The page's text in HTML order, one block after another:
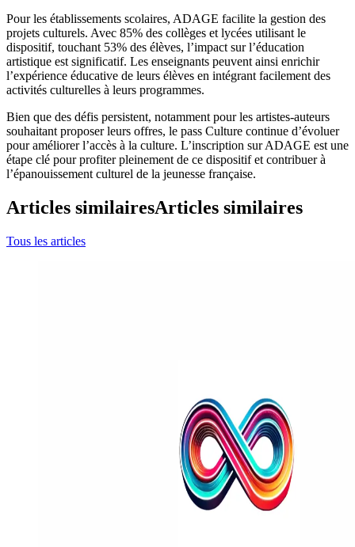
Pour les établissements scolaires, ADAGE facilite la gestion des
projets culturels. Avec 85% des collèges et lycées utilisant le
dispositif, touchant 53% des élèves, l’impact sur l’éducation
artistique est significatif. Les enseignants peuvent ainsi enrichir
l’expérience éducative de leurs élèves en intégrant facilement des
activités culturelles à leurs programmes.
Bien que des défis persistent, notamment pour les artistes-auteurs
souhaitant proposer leurs offres, le pass Culture continue d’évoluer
pour améliorer l’accès à la culture. L’inscription sur ADAGE est une
étape clé pour profiter pleinement de ce dispositif et contribuer à
l’épanouissement culturel de la jeunesse française.
Articles similairesArticles similaires
Tous les articles